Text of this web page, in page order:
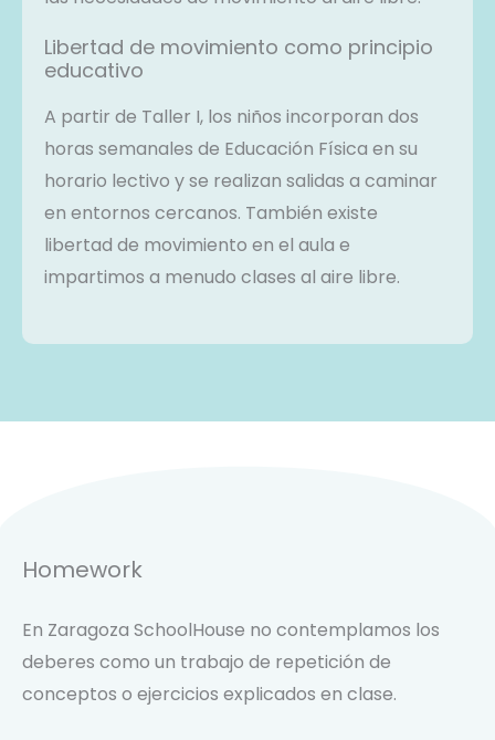
Libertad de movimiento como principio
educativo
A partir de Taller I, los niños incorporan dos
horas semanales de Educación Física en su
horario lectivo y se realizan salidas a caminar
en entornos cercanos. También existe
libertad de movimiento en el aula e
impartimos a menudo clases al aire libre.
Homework
En Zaragoza SchoolHouse no contemplamos los
deberes como un trabajo de repetición de
conceptos o ejercicios explicados en clase.